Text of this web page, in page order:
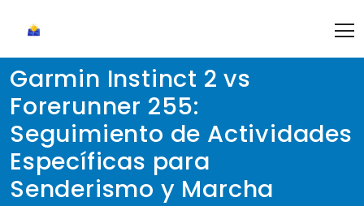
content
Garmin Instinct 2 vs
Forerunner 255:
Seguimiento de Actividades
Específicas para
Senderismo y Marcha